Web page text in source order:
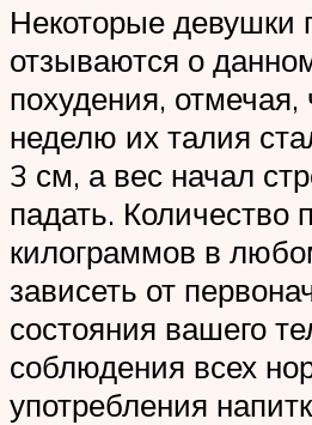
Некоторые девушки
отзываются о
похудения, отмечая,
неделю их талия
3 см, а вес начал
падать. Количество
килограммов в
зависеть от
состояния вашего
соблюдения всех
употребления